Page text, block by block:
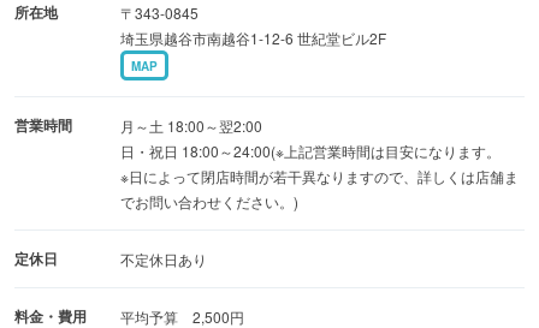
Ｋ！）
当日予約も対応します！
TEL～048-951-2649～
所在地
〒343-0845
埼玉県越谷市南越谷1-12-6 世紀堂ビル2F
MAP
営業時間
月～土 18:00～翌2:00
日・祝日 18:00～24:00(※上記営業時間は目安になります。
※日によって閉店時間が若干異なりますので、詳しくは店舗ま
でお問い合わせください。)
定休日 不定休日あり
料金・費用 平均予算 2,500円